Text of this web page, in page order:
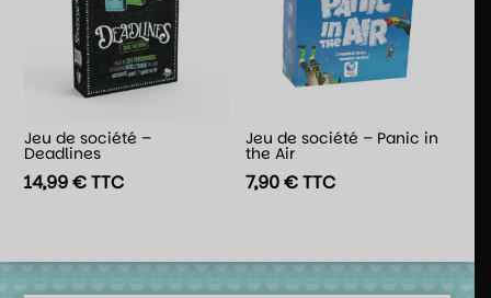
Jeu de société –
Deadlines
14,99€TTC
Jeu de société – Panic in
the Air
7,90€TTC